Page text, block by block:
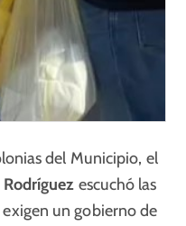
del Municipio, el
escuchó las
un gobierno de